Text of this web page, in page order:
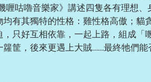
咕嚕音樂家》講述四隻各有理想、
有其獨特的性格：雞性格高傲；貓
只好互相依靠，一起上路，組成「
筐，後來更遇上大賊……最終牠們能